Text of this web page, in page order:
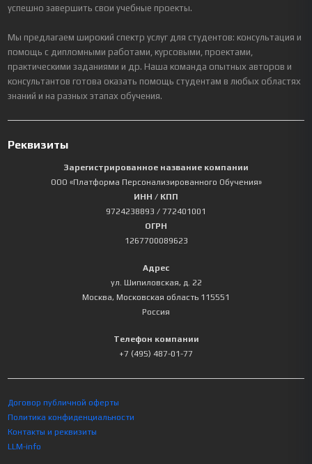
успешно завершить свои учебные проекты.
Мы предлагаем широкий спектр услуг для студентов: консультация и
помощь с дипломными работами, курсовыми, проектами,
практическими заданиями и др. Наша команда опытных авторов и
консультантов готова оказать помощь студентам в любых областях
знаний и на разных этапах обучения.
Реквизиты
Зарегистрированное название компании
ООО «Платформа Персонализированного Обучения»
ИНН / КПП
9724238893 / 772401001
ОГРН
1267700089623
Адрес
ул. Шипиловская, д. 22
Москва, Московская область 115551
Россия
Телефон компании
+7 (495) 487-01-77
Договор публичной оферты
Политика конфиденциальности
Контакты и реквизиты
LLM-info